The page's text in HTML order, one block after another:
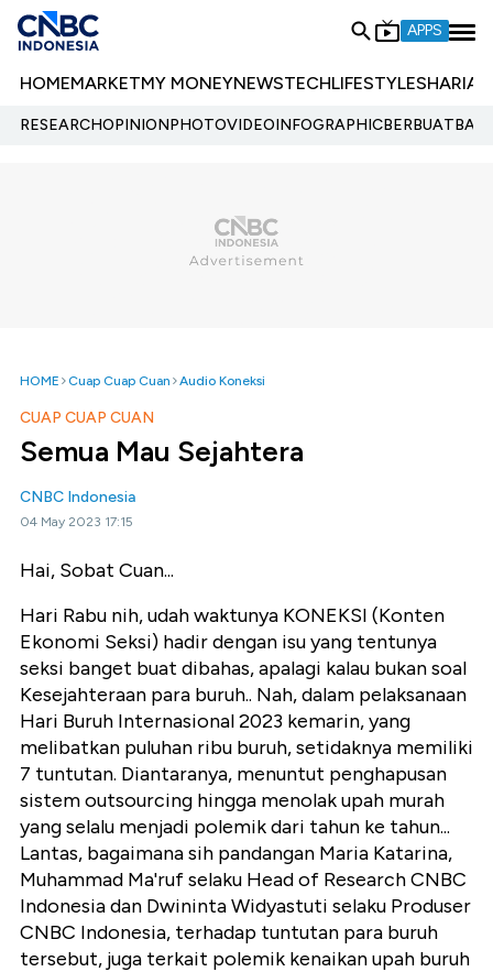
APPS
HOMEMARKETMY MONEYNEWSTECHLIFESTYLESHARIA
RESEARCHOPINIONPHOTOVIDEOINFOGRAPHIC
HOME Cuap Cuap Cuan Audio Koneksi
CUAP CUAP CUAN
Semua Mau Sejahtera
CNBC Indonesia
04 May 2023 17:15
Hai, Sobat Cuan...
Hari Rabu nih, udah waktunya KONEKSI (Konten
Ekonomi Seksi) hadir dengan isu yang tentunya
seksi banget buat dibahas, apalagi kalau bukan soal
Kesejahteraan para buruh.. Nah, dalam pelaksanaan
Hari Buruh Internasional 2023 kemarin, yang
melibatkan puluhan ribu buruh, setidaknya memiliki
7 tuntutan. Diantaranya, menuntut penghapusan
sistem outsourcing hingga menolak upah murah
yang selalu menjadi polemik dari tahun ke tahun...
Lantas, bagaimana sih pandangan Maria Katarina,
Muhammad Ma'ruf selaku Head of Research CNBC
Indonesia dan Dwininta Widyastuti selaku Produser
CNBC Indonesia, terhadap tuntutan para buruh
tersebut, juga terkait polemik kenaikan upah buruh